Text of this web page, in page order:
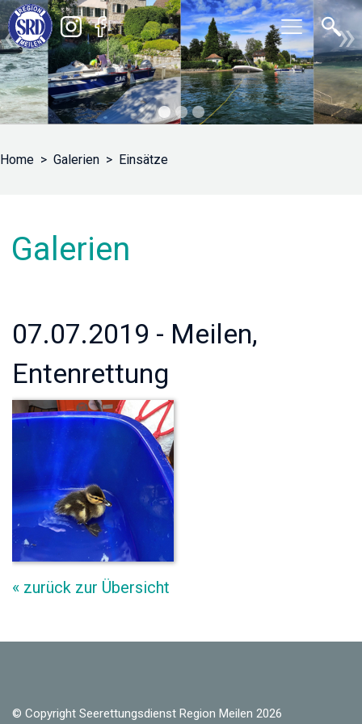
« »
Home Galerien Einsätze
Galerien
07.07.2019 - Meilen,
Entenrettung
« zurück zur Übersicht
© Copyright Seerettungsdienst Region Meilen 2026